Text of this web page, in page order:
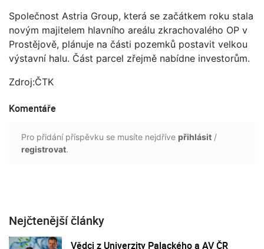
Společnost Astria Group, která se začátkem roku stala
novým majitelem hlavního areálu zkrachovalého OP v
Prostějově, plánuje na části pozemků postavit velkou
výstavní halu. Část parcel zřejmě nabídne investorům.
Zdroj:ČTK
Komentáře
Pro přidání příspěvku se musíte nejdříve přihlásit /
registrovat.
Nejčtenější články
Vědci z Univerzity Palackého a AV ČR